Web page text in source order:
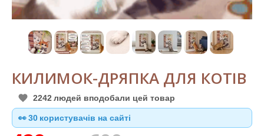
КИЛИМОК-ДРЯПКА ДЛЯ КОТІВ
2242 людей вподобали цей товар
👀30 користувачів на сайті